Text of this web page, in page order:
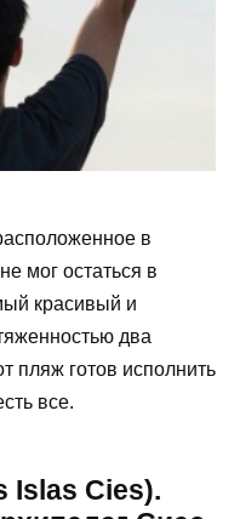
в
мог остаться в
красивый и
два
пляж готов исполнить
все.
Islas Cies).